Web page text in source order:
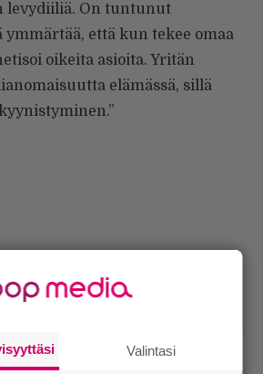
levydiiliä. On tuntunut
että kun tekee omaa
oikeita asioita. Yritän
elämässä, sillä
Valintasi